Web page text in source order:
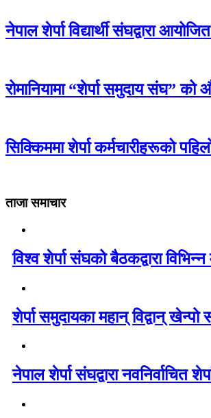
नेपाल शेर्पा विद्यार्थी संघद्वारा
रोमानियामा “शेर्पा समुदाय संघ” को
सिक्किममा शेर्पा कर्मचारीहरूको
ताजा समाचार
विश्व शेर्पा संघको बैठकद्वारा
शेर्पा समुदायका महान् विद्वान्
नेपाल शेर्पा संघद्वारा